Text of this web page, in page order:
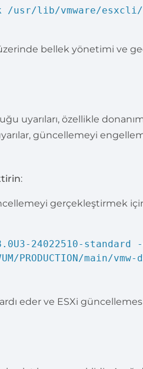
/usr/lib/vmware/
bellek yönetimi ve
uyarıları, özellikle
güncellemeyi
:
gerçekleştirmek
24022510-standard -
PRODUCTION/main/
eder ve ESXi